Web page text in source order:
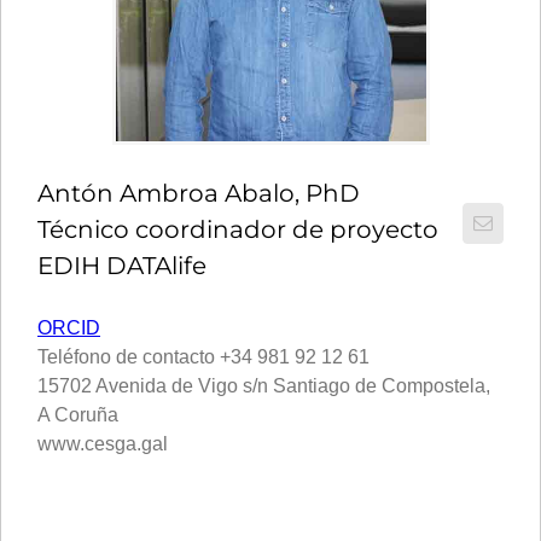
Antón Ambroa Abalo, PhD
Técnico coordinador de proyecto
EDIH DATAlife
ORCID
Teléfono de contacto +34 981 92 12 61
15702 Avenida de Vigo s/n Santiago de Compostela,
A Coruña
www.cesga.gal